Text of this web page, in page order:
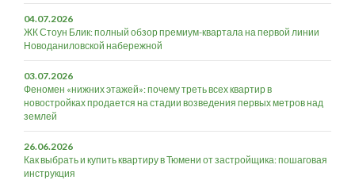
04.07.2026
ЖК Стоун Блик: полный обзор премиум-квартала на первой линии
Новоданиловской набережной
03.07.2026
Феномен «нижних этажей»: почему треть всех квартир в
новостройках продается на стадии возведения первых метров над
землей
26.06.2026
Как выбрать и купить квартиру в Тюмени от застройщика: пошаговая
инструкция